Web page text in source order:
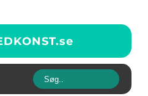
se